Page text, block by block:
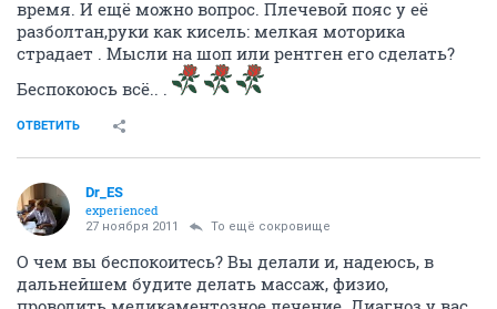
время. И ещё можно вопрос. Плечевой пояс у её
разболтан,руки как кисель: мелкая моторика
страдает . Мысли на шоп или рентген его сделать?
Беспокоюсь всё.. .
ОТВЕТИТЬ
Dr_ES
experienced
27 ноября 2011 То ещё сокровище
О чем вы беспокоитесь? Вы делали и, надеюсь, в
дальнейшем будите делать массаж, физио,